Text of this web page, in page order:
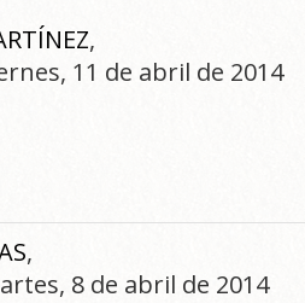
,
11 de abril de 2014
,
8 de abril de 2014